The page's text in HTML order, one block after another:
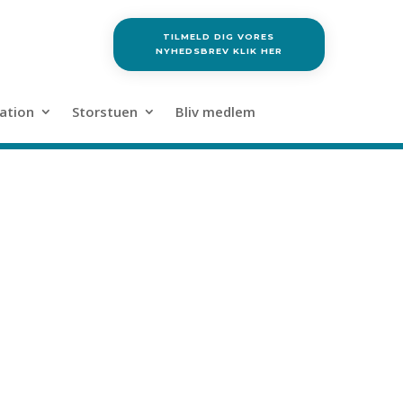
TILMELD DIG VORES
NYHEDSBREV KLIK HER
Storstuen Bliv medlem